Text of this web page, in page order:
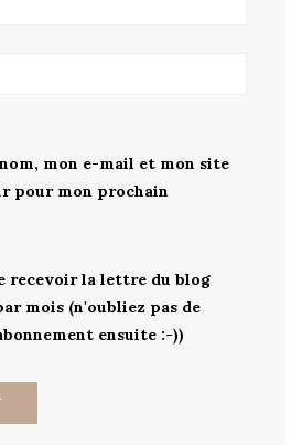
mon e-mail et mon site
pour mon prochain
recevoir la lettre du blog
mois (n'oubliez pas de
ensuite :-))